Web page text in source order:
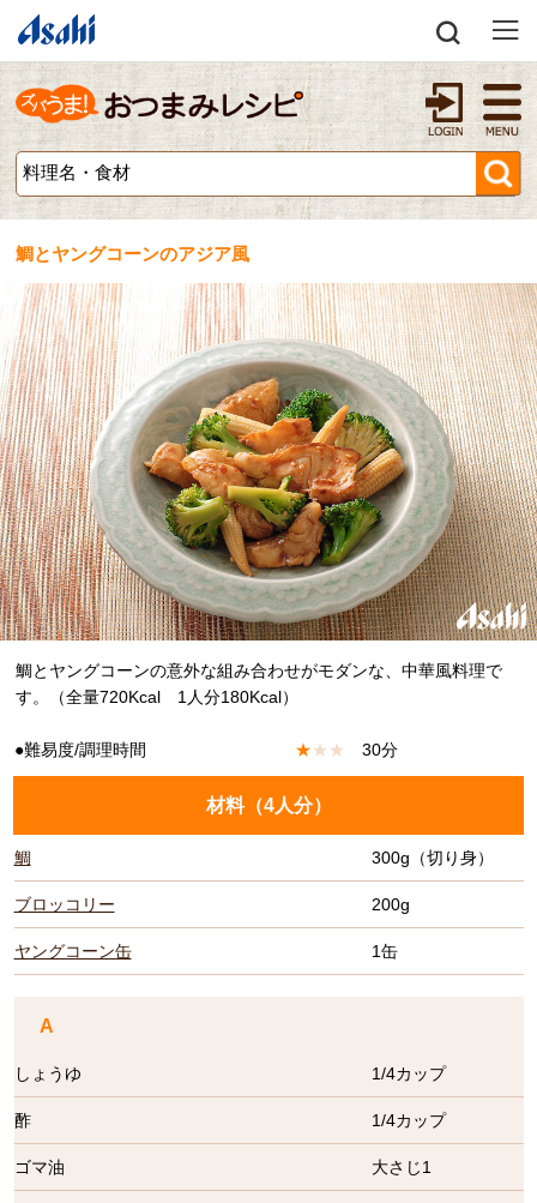
鯛とヤングコーンのアジア風
鯛とヤングコーンの意外な組み合わせがモダンな、中華風料理で
す。（全量720Kcal 1人分180Kcal）
●難易度/調理時間 ★★ ★ 30分
材料（4人分）
鯛 300g（切り身）
ブロッコリー 200g
ヤングコーン缶 1缶
A
しょうゆ 1/4カップ
酢 1/4カップ
ゴマ油 大さじ1